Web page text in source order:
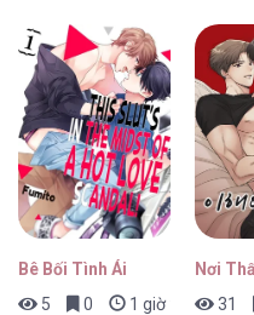
Bê Bối Tình Ái
5
0 1 giờ trước
Nơi
31